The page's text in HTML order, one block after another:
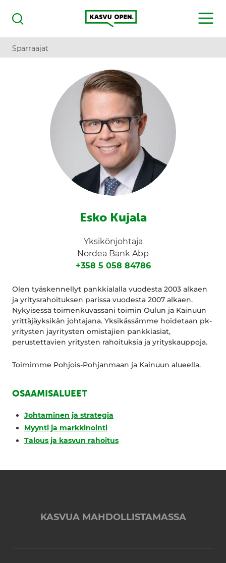
Haku
Kasvu Open
MENU
Sparraajat
Esko Kujala
Yksikönjohtaja
Nordea Bank Abp
+358 5 058 84786
Olen tyäskennellyt pankkialalla vuodesta 2003 alkaen
ja yritysrahoituksen parissa vuodesta 2007 alkaen.
Nykyisessä toimenkuvassani toimin Oulun ja Kainuun
yrittäjäyksikän johtajana. Yksikässämme hoidetaan pk-
yritysten jayritysten omistajien pankkiasiat,
perustettavien yritysten rahoituksia ja yrityskauppoja.
Toimimme Pohjois-Pohjanmaan ja Kainuun alueella.
OSAAMISALUEET
Johtaminen ja strategia
Myynti ja markkinointi
Talous ja kasvun rahoitus
KASVUA MAHDOLLISTAMASSA